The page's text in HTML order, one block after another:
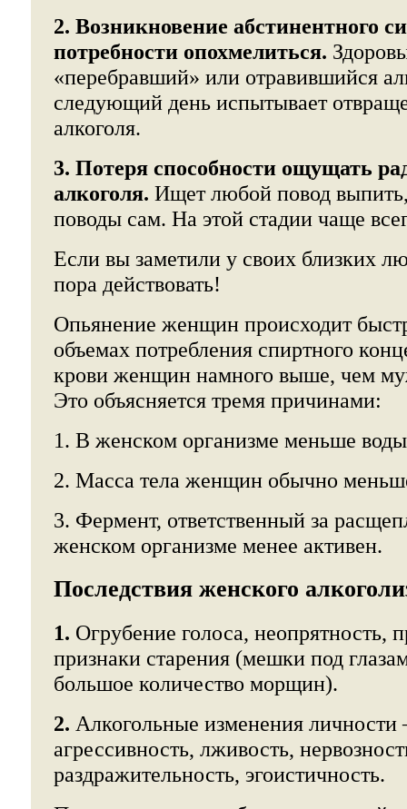
2. Возникновение абстинентного
потребности опохмелиться.
«перебравший» или отравившийся
следующий день испытывает
алкоголя.
3. Потеря способности ощущать
алкоголя. Ищет любой повод
поводы сам. На этой стадии чаще
Если вы заметили у своих близких
пора действовать!
Опьянение женщин происходит
объемах потребления спиртного
крови женщин намного выше, чем
Это объясняется тремя причинами:
1. В женском организме меньше
2. Масса тела женщин обычно
3. Фермент, ответственный за
женском организме менее активен.
Последствия женского
1. Огрубение голоса, неопрятность,
признаки старения (мешки под
большое количество морщин).
2. Алкогольные изменения личности
агрессивность, лживость,
раздражительность, эгоистичность.